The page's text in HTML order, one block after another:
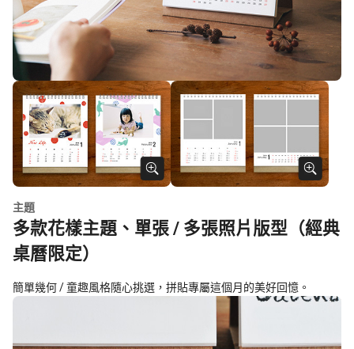
主題
多款花樣主題、單張 / 多張照片版型（經典
桌曆限定）
簡單幾何 / 童趣風格隨心挑選，拼貼專屬這個月的美好回憶。